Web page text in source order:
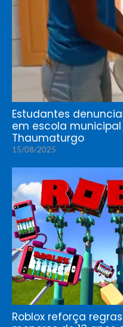
Estudantes
em escola
Thaumaturgo
15/08/2025
Roblox reforça